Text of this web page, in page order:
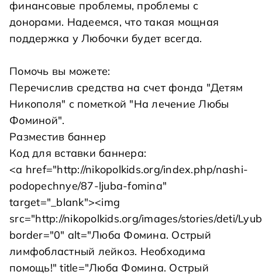
финансовые проблемы, проблемы с
донорами. Надеемся, что такая мощная
поддержка у Любочки будет всегда.
Помочь вы можете:
Перечислив средства на счет фонда "Детям
Никополя" с пометкой "На лечение Любы
Фоминой".
Разместив баннер
Код для вставки баннера:
<a href="http://nikopolkids.org/index.php/nashi-
podopechnye/87-ljuba-fomina"
target="_blank"><img
src="http://nikopolkids.org/images/stories/deti/
border="0" alt="Люба Фомина. Острый
лимфобластный лейкоз. Необходима
помощь!" title="Люба Фомина. Острый